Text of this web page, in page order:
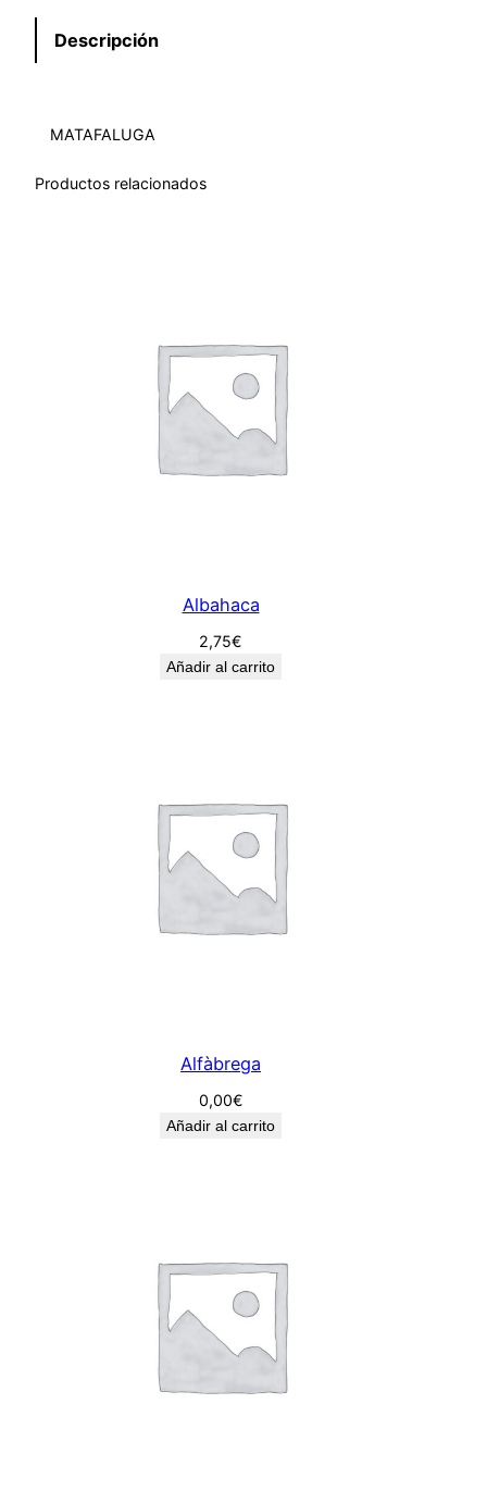
e
S
c
Descripción
MATAFALUGA
Productos relacionados
Albahaca
2,75€
Añadir al carrito
Alfàbrega
0,00€
Añadir al carrito